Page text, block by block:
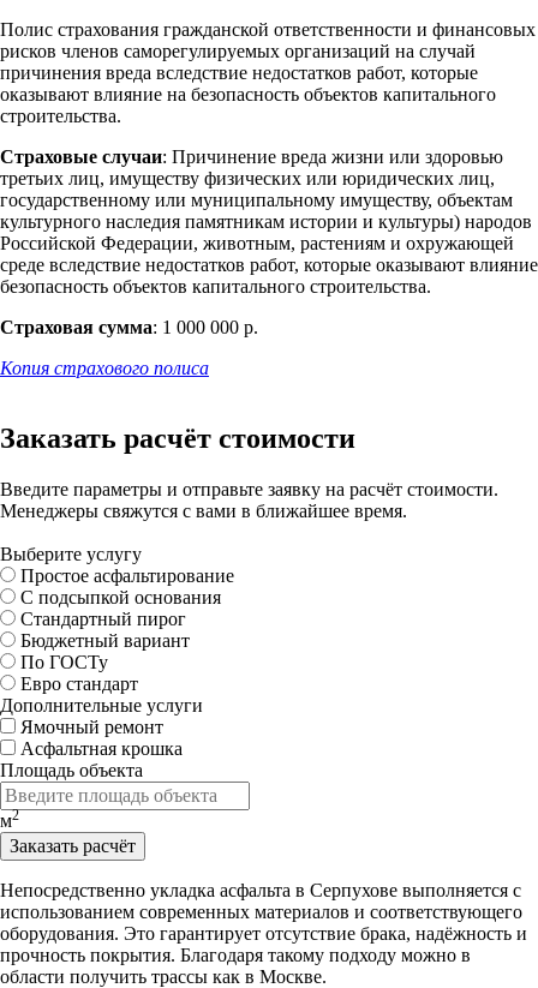
Полис страхования гражданской ответственности и финансовых
рисков членов саморегулируемых организаций на случай
причинения вреда вследствие недостатков работ, которые
оказывают влияние на безопасность объектов капитального
строительства.
Страховые случаи: Причинение вреда жизни или здоровью
третьих лиц, имуществу физических или юридических лиц,
государственному или муниципальному имуществу, объектам
культурного наследия памятникам истории и культуры) народов
Российской Федерации, животным, растениям и охружающей
среде вследствие недостатков работ, которые оказывают влияние
безопасность объектов капитального строительства.
Страховая сумма: 1 000 000 р.
Копия страхового полиса
Заказать расчёт стоимости
Введите параметры и отправьте заявку на расчёт стоимости.
Менеджеры свяжутся с вами в ближайшее время.
Выберите услугу
Простое асфальтирование
С подсыпкой основания
Стандартный пирог
Бюджетный вариант
По ГОСТу
Евро стандарт
Дополнительные услуги
Ямочный ремонт
Асфальтная крошка
Площадь объекта
м2
Заказать расчёт
Непосредственно укладка асфальта в Серпухове выполняется с
использованием современных материалов и соответствующего
оборудования. Это гарантирует отсутствие брака, надёжность и
прочность покрытия. Благодаря такому подходу можно в
области получить трассы как в Москве.